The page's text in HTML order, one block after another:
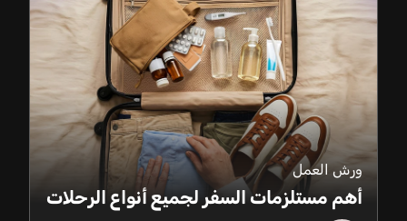
ورش العمل
أهم مستلزمات السفر لجميع أنواع الرحلات